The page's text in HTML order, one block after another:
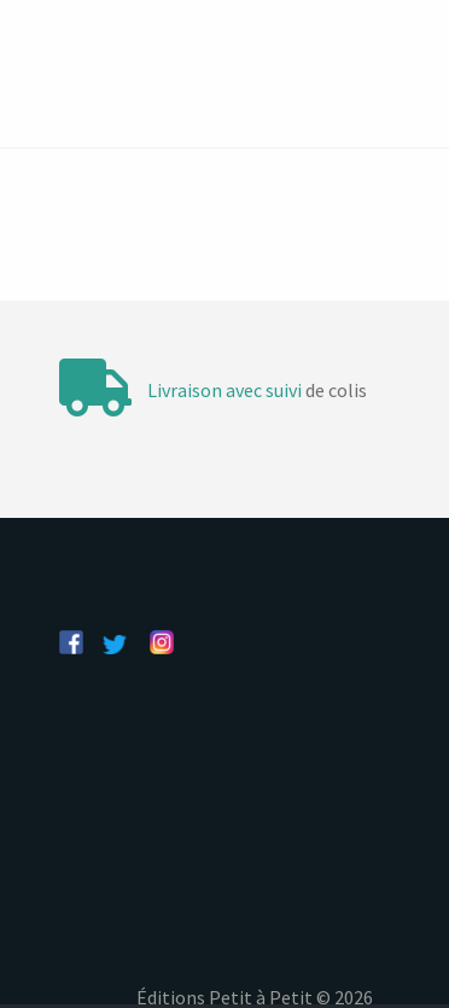
Livraison avec suivi de colis
Éditions Petit à Petit © 2026